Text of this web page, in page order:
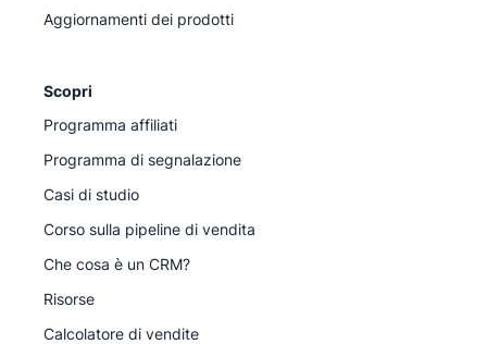
Aggiornamenti dei prodotti
Scopri
Programma affiliati
Programma di segnalazione
Casi di studio
Corso sulla pipeline di vendita
Che cosa è un CRM?
Risorse
Calcolatore di vendite